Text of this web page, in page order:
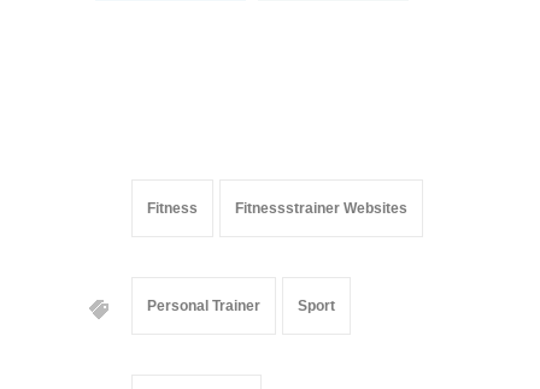
Fitness Fitnessstrainer Websites
Personal Trainer Sport